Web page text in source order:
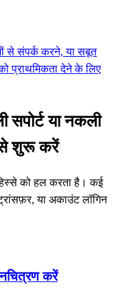
से संपर्क करने, या सबूत
प्राथमिकता देने के लिए
या नकली
से शुरू करें
को हल करता है। कई
या अकाउंट लॉगिन
करें